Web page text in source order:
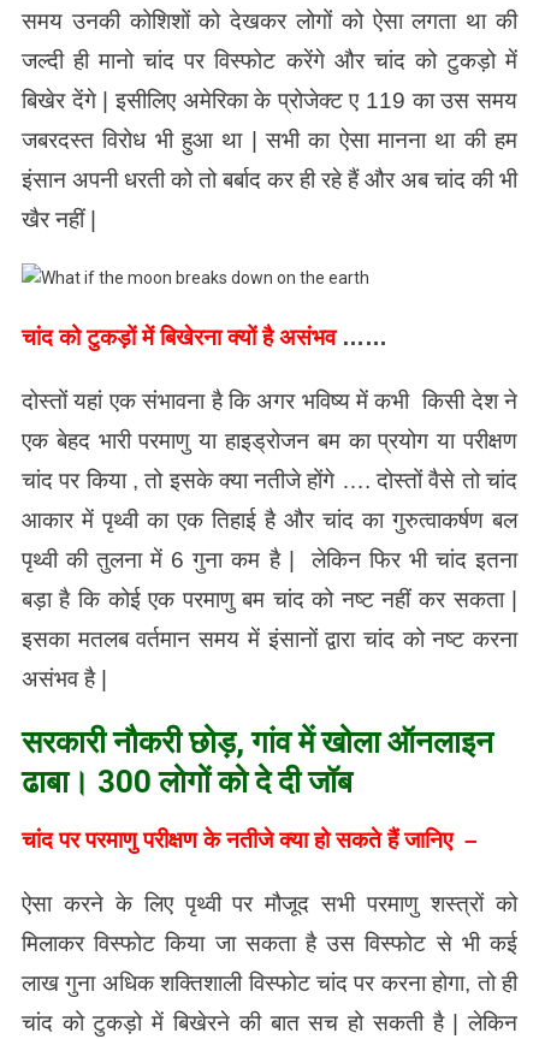
समय उनकी कोशिशों को देखकर लोगों को ऐसा लगता था की
जल्दी ही मानो चांद पर विस्फोट करेंगे और चांद को टुकड़ो में
बिखेर देंगे | इसीलिए अमेरिका के प्रोजेक्ट ए 119 का उस समय
जबरदस्त विरोध भी हुआ था | सभी का ऐसा मानना था की हम
इंसान अपनी धरती को तो बर्बाद कर ही रहे हैं और अब चांद की भी
खैर नहीं |
चांद को टुकड़ों में बिखेरना क्यों है असंभव……
दोस्तों यहां एक संभावना है कि अगर भविष्य में कभी किसी देश ने
एक बेहद भारी परमाणु या हाइड्रोजन बम का प्रयोग या परीक्षण
चांद पर किया , तो इसके क्या नतीजे होंगे …. दोस्तों वैसे तो चांद
आकार में पृथ्वी का एक तिहाई है और चांद का गुरुत्वाकर्षण बल
पृथ्वी की तुलना में 6 गुना कम है | लेकिन फिर भी चांद इतना
बड़ा है कि कोई एक परमाणु बम चांद को नष्ट नहीं कर सकता |
इसका मतलब वर्तमान समय में इंसानों द्वारा चांद को नष्ट करना
असंभव है |
सरकारी नौकरी छोड़, गांव में खोला ऑनलाइन
ढाबा। 300 लोगों को दे दी जॉब
चांद पर परमाणु परीक्षण के नतीजे क्या हो सकते हैं जानिए –
ऐसा करने के लिए पृथ्वी पर मौजूद सभी परमाणु शस्त्रों को
मिलाकर विस्फोट किया जा सकता है उस विस्फोट से भी कई
लाख गुना अधिक शक्तिशाली विस्फोट चांद पर करना होगा, तो ही
चांद को टुकड़ो में बिखेरने की बात सच हो सकती है | लेकिन